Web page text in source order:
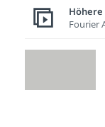
Höhere
Fourier